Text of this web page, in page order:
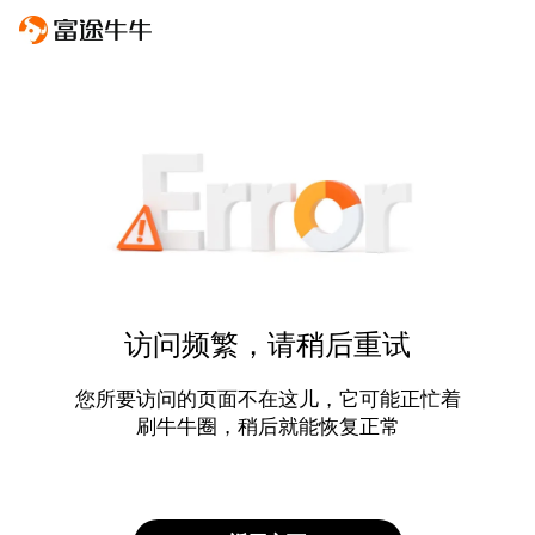
访问频繁，请稍后重试
您所要访问的页面不在这儿，它可能正忙着
刷牛牛圈，稍后就能恢复正常